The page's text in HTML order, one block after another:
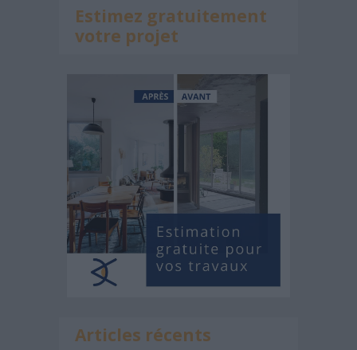
Estimez gratuitement
votre projet
Articles récents